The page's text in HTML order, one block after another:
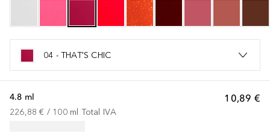
04 - THAT'S CHIC
10,89 €
4.8 ml
226,88 € / 100 ml Total IVA